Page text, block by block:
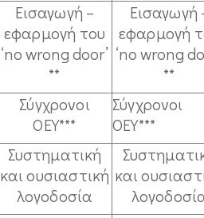
Εισαγωγή –
εφαρμογή του
‘no wrong door’
**
Εισαγωγή
εφαρμογή
‘no wrong
**
Σύγχρονοι
ΟΕΥ***
Σύγχρονοι
ΟΕΥ***
Συστηματική
και ουσιαστική
λογοδοσία
και